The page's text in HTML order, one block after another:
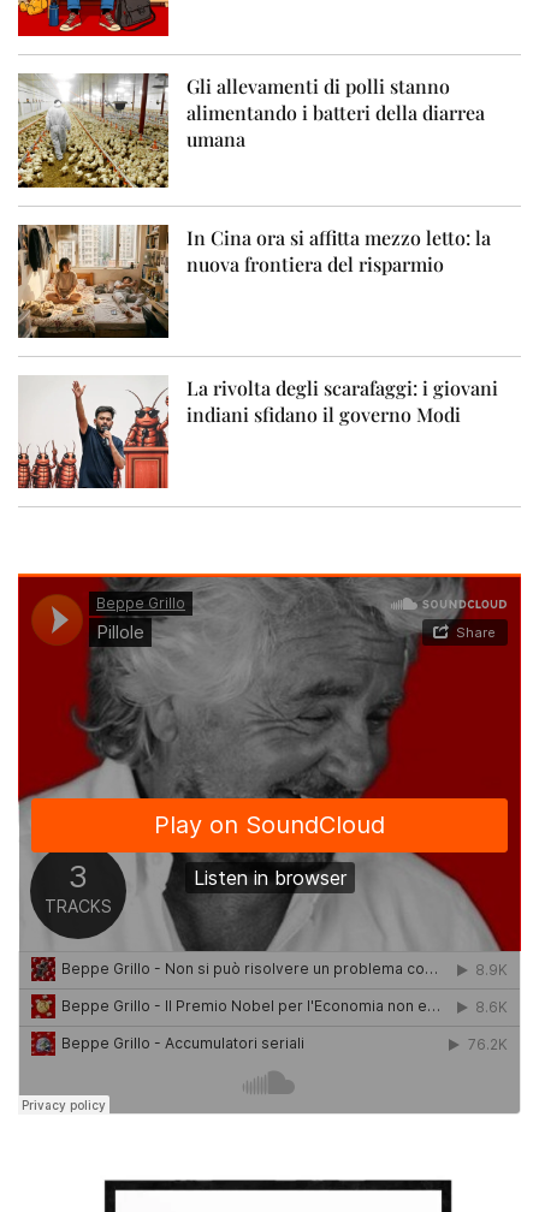
Gli allevamenti di polli stanno
alimentando i batteri della diarrea
umana
In Cina ora si affitta mezzo letto: la
nuova frontiera del risparmio
La rivolta degli scarafaggi: i giovani
indiani sfidano il governo Modi